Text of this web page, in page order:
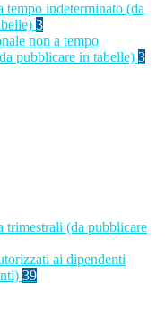
tempo indeterminato (da
3
non a tempo
pubblicare in tabelle) 3
trimestrali (da pubblicare
ai dipendenti
39